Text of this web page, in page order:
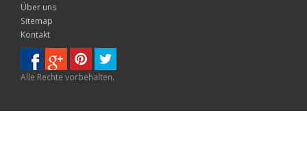
Über uns
Sitemap
Kontakt
Alle Rechte vorbehalten.